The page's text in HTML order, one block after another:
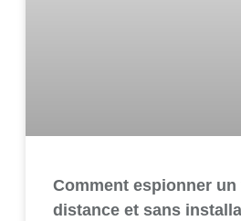
Comment espionner un
distance et sans